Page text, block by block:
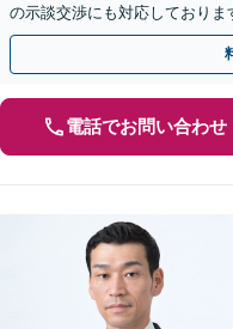
の示談交渉にも対応しておりま
回避に向けて尽力します【法テ
電話でお問い合わせ